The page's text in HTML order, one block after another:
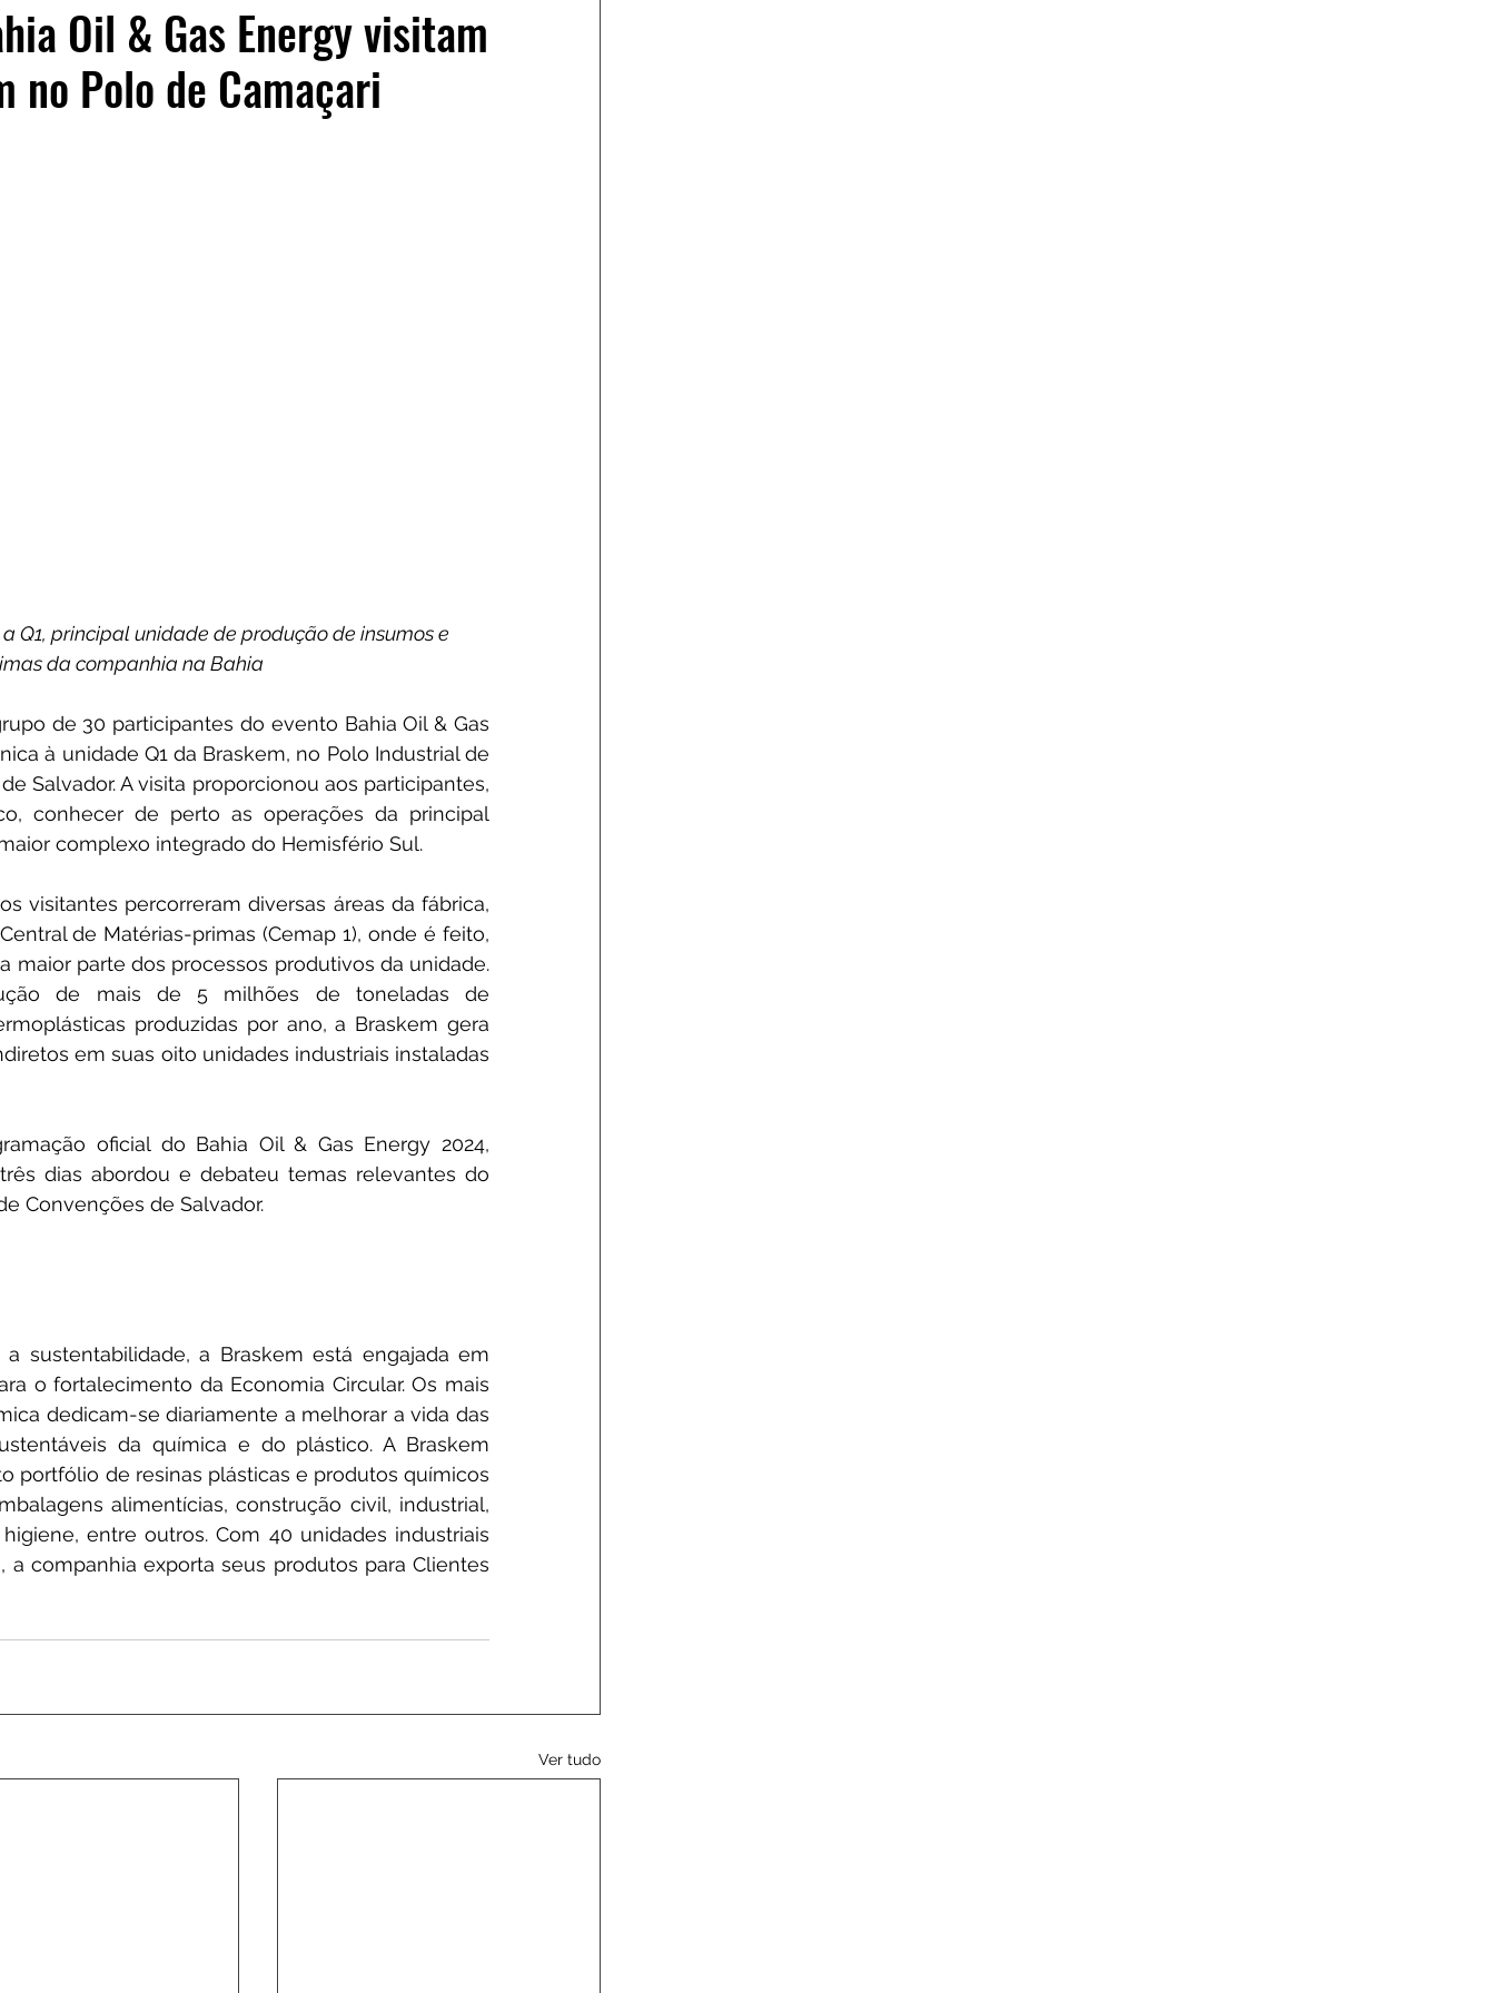
Oil & Gas Energy visitam
no Polo de Camaçari
Q1, principal unidade de produção de insumos e
da companhia na Bahia
de 30 participantes do evento Bahia Oil & Gas
à unidade Q1 da Braskem, no Polo Industrial de
Salvador. A visita proporcionou aos participantes,
conhecer de perto as operações da principal
complexo integrado do Hemisfério Sul.
visitantes percorreram diversas áreas da fábrica,
de Matérias-primas (Cemap 1), onde é feito,
maior parte dos processos produtivos da unidade.
de mais de 5 milhões de toneladas de
produzidas por ano, a Braskem gera
em suas oito unidades industriais instaladas
oficial do Bahia Oil & Gas Energy 2024,
dias abordou e debateu temas relevantes do
Convenções de Salvador.
sustentabilidade, a Braskem está engajada em
o fortalecimento da Economia Circular. Os mais
dedicam-se diariamente a melhorar a vida das
da química e do plástico. A Braskem
portfólio de resinas plásticas e produtos químicos
alimentícias, construção civil, industrial,
entre outros. Com 40 unidades industriais
a companhia exporta seus produtos para Clientes
Ver tudo